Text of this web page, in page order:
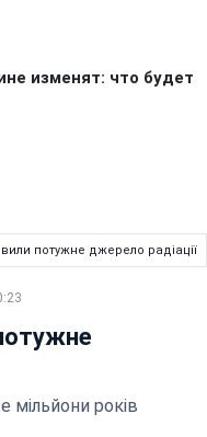
потужне джерело радіації
мільйони років